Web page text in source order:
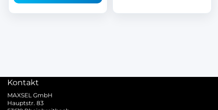
Kontakt
MAXSEL GmbH
Hauptstr. 83